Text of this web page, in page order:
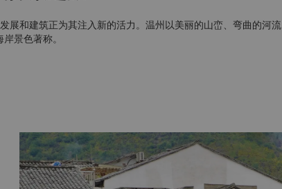
和建筑正为其注入新的活力。温州以美丽的山峦、弯曲的河流
景色著称。